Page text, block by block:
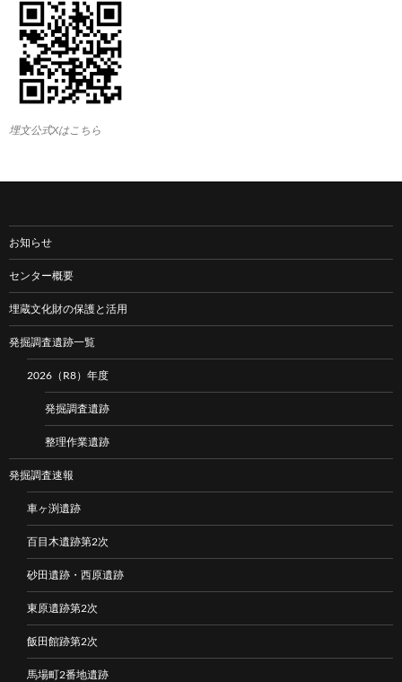
埋文公式Xはこちら
お知らせ
センター概要
埋蔵文化財の保護と活用
発掘調査遺跡一覧
2026（R8）年度
発掘調査遺跡
整理作業遺跡
発掘調査速報
車ヶ渕遺跡
百目木遺跡第2次
砂田遺跡・西原遺跡
東原遺跡第2次
飯田館跡第2次
馬場町2番地遺跡